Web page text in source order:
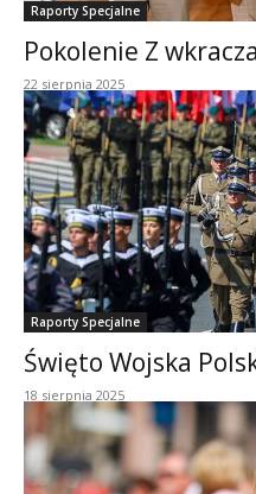
Raporty Specjalne
Pokolenie Z
22 sierpnia 2025
Raporty Specjalne
Święto Wojska
18 sierpnia 2025